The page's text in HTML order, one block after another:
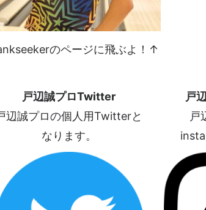
のページに飛ぶよ！↑
戸辺誠プロTwitter
辺誠プロの個人用Twitterと
なります。
戸
戸